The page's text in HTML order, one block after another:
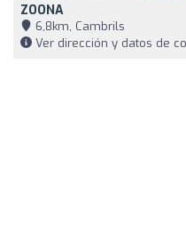
ZOONA
6,8km, Cambrils
Ver dirección y datos de